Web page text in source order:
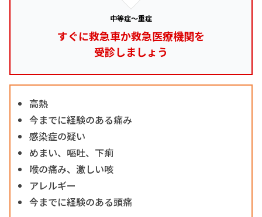
中等症～重症
すぐに救急車か救急医療機関を
受診しましょう
高熱
今までに経験のある痛み
感染症の疑い
めまい、嘔吐、下痢
喉の痛み、激しい咳
アレルギー
今までに経験のある頭痛